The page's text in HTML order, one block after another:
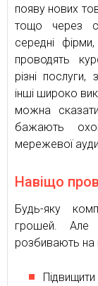
появу нових
тощо через
середні
проводять
різні
інші широко
можна
бажають
мережевої
Навіщо
Будь-яку
грошей. Але
розбивають на